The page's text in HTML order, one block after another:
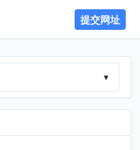
提交网址
▾